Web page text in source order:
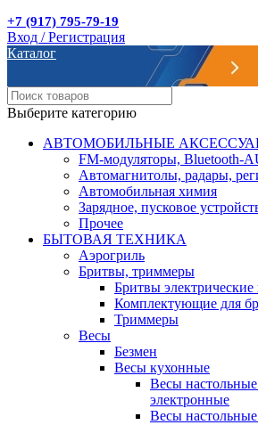
+7 (917) 795-79-19
Вход / Регистрация
Каталог
Выберите категорию
АВТОМОБИЛЬНЫЕ
FM-модуляторы, Bluetooth-
Автомагнитолы, радары,
Автомобильная химия
Зарядное, пусковое
Прочее
БЫТОВАЯ ТЕХНИКА
Аэрогриль
Бритвы, триммеры
Бритвы
Комплектующие для
Триммеры
Весы
Безмен
Весы кухонные
Весы
электронные
Весы